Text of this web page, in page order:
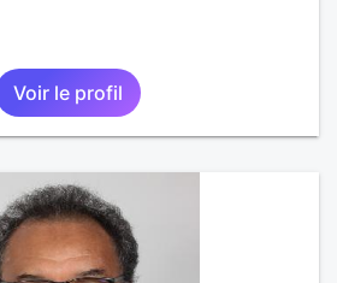
Voir le profil